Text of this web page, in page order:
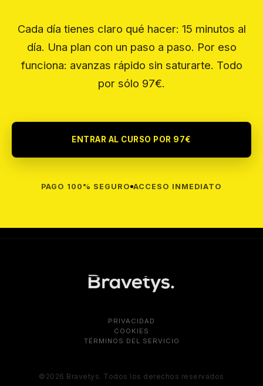
Cada día tienes claro qué hacer: 15 minutos al
día. Una plan con un paso a paso. Por eso
funciona: avanzas rápido sin saturarte. Todo
por sólo 97€.
ENTRAR AL CURSO POR 97€
PAGO 100% SEGURO ACCESO INMEDIATO
PRIVACIDAD
COOKIES
TÉRMINOS DEL SERVICIO
©2026 Bravetys. Todos los derechos reservados